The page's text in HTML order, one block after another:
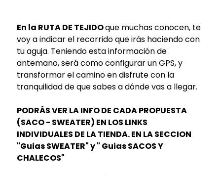
En la RUTA DE TEJIDOque muchas conocen, te
voy a indicar el recorrido que irás haciendo con
tu aguja. Teniendo esta información de
antemano, será como configurar un GPS, y
transformar el camino en disfrute con la
tranquilidad de que sabes a dónde vas a llegar.
PODRÁS VER LA INFO DE CADA PROPUESTA
(SACO - SWEATER) EN LOS LINKS
INDIVIDUALES DE LA TIENDA. EN LA SECCION
"Guias SWEATER" y " Guias SACOS Y
CHALECOS"